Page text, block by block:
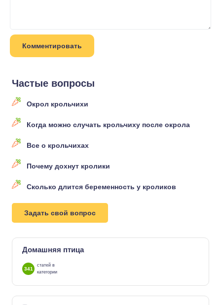
Частые вопросы
Окрол крольчихи
Когда можно случать крольчиху после окрола
Все о крольчихах
Почему дохнут кролики
Сколько длится беременность у кроликов
Задать свой вопрос
Домашняя птица
341
статей в
категории